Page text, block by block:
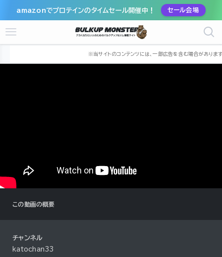
amazonでプロテインのタイムセール開催中！ セール会場
katochan33
この動画の概要
チャンネル
katochan33